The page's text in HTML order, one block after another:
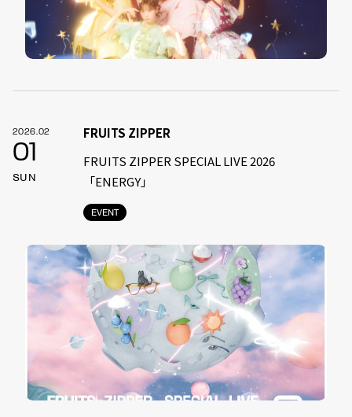
2026.02
01
SUN
EVENT
FRUITS ZIPPER
FRUITS ZIPPER SPECIAL LIVE 2026
「ENERGY」